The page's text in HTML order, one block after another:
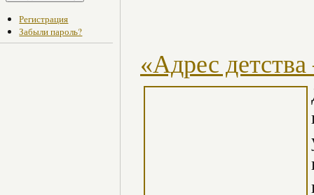
Регистрация
Забыли пароль?
«Адрес детства